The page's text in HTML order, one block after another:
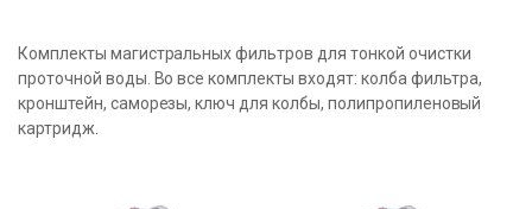
Комплекты магистральных фильтров для тонкой очистки
проточной воды. Во все комплекты входят: колба фильтра,
кронштейн, саморезы, ключ для колбы, полипропиленовый
картридж.